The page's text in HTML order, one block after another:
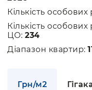
Кількість особових
Кількість
ЦО: 234
Діапазон квартир:
Грн/м2